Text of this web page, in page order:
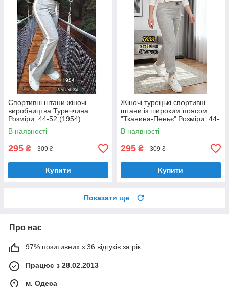
Спортивні штани жіночі
виробництва Туреччина
Розміри: 44-52 (1954)
В наявності
295 ₴ 309 ₴
Купити
Жіночі турецькі спортивні
штани із широким поясом
"Тканина-Пеньє" Розміри: 44-
52 (1859)
В наявності
295 ₴ 309 ₴
Купити
Показати ще
Про нас
97% позитивних з 36 відгуків за рік
Працює з 28.02.2013
м. Одеса